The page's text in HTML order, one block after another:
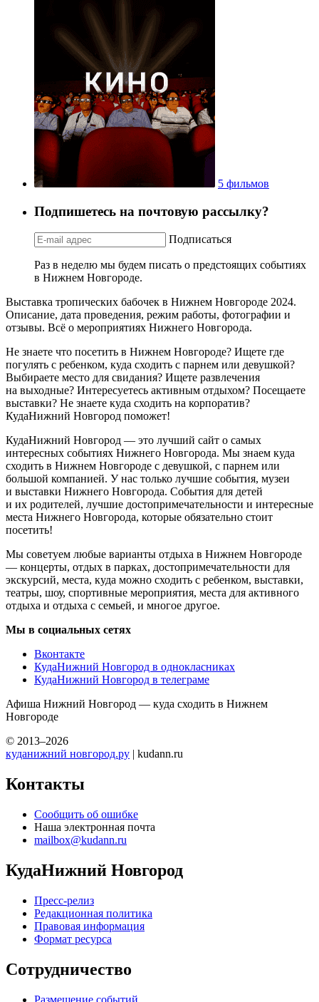
Подпишетесь на почтовую рассылку?
Подписаться
Раз в неделю мы будем писать о предстоящих событиях
в Нижнем Новгороде.
Описание, дата проведения, режим работы, фотографии и
отзывы. Всё о мероприятиях Нижнего Новгорода.
Не знаете что посетить в Нижнем Новгороде? Ищете где
погулять с ребенком, куда сходить с парнем или девушкой?
на выходные? Интересуетесь активным отдыхом? Посещаете
КудаНижний Новгород поможет!
КудаНижний Новгород — это лучший сайт о самых
сходить в Нижнем Новгороде с девушкой, с парнем или
большой компанией. У нас только лучшие события, музеи
и их родителей, лучшие достопримечательности и интересные
места Нижнего Новгорода, которые обязательно стоит
— концерты, отдых в парках, достопримечательности для
экскурсий, места, куда можно сходить с ребенком, выставки,
театры, шоу, спортивные мероприятия, места для активного
отдыха и отдыха с семьей, и многое другое.
Мы в социальных сетях
Вконтакте
КудаНижний Новгород в однокласниках
КудаНижний Новгород в телеграме
Афиша Нижний Новгород — куда сходить в Нижнем
© 2013–2026
куданижний новгород.ру
| kudann.ru